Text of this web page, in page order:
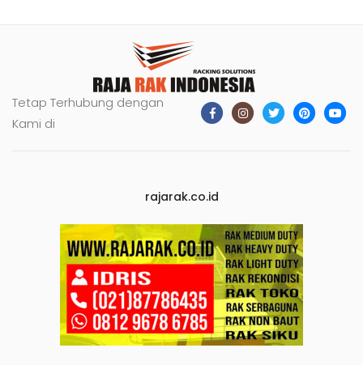
Tetap Terhubung dengan
Kami di
rajarak.co.id